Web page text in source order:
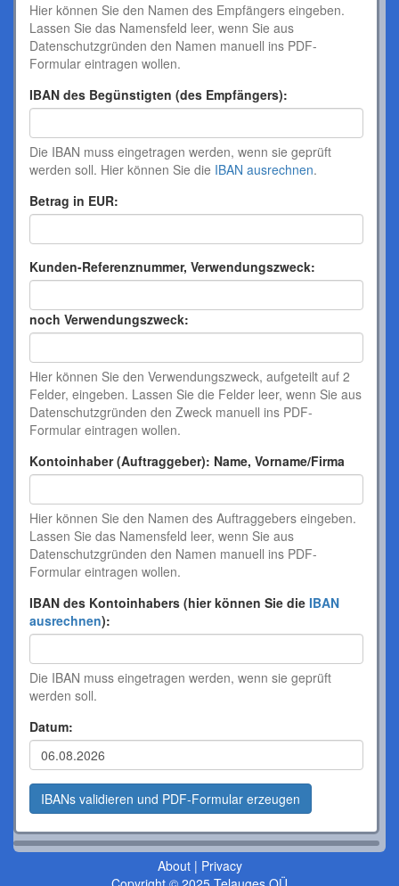
Hier können Sie den Namen des Empfängers eingeben.
Lassen Sie das Namensfeld leer, wenn Sie aus
Datenschutzgründen den Namen manuell ins PDF-
Formular eintragen wollen.
IBAN des Begünstigten (des Empfängers):
Die IBAN muss eingetragen werden, wenn sie geprüft
werden soll. Hier können Sie die IBAN ausrechnen.
Betrag in EUR:
Kunden-Referenznummer, Verwendungszweck:
noch Verwendungszweck:
Hier können Sie den Verwendungszweck, aufgeteilt auf 2
Felder, eingeben. Lassen Sie die Felder leer, wenn Sie aus
Datenschutzgründen den Zweck manuell ins PDF-
Formular eintragen wollen.
Kontoinhaber (Auftraggeber): Name, Vorname/Firma
Hier können Sie den Namen des Auftraggebers eingeben.
Lassen Sie das Namensfeld leer, wenn Sie aus
Datenschutzgründen den Namen manuell ins PDF-
Formular eintragen wollen.
IBAN des Kontoinhabers (hier können Sie die IBAN
ausrechnen):
Die IBAN muss eingetragen werden, wenn sie geprüft
werden soll.
Datum:
About| Privacy